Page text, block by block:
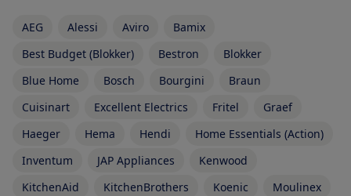
AEG Alessi Aviro
Bamix
Best Budget (Blokker)
Bestron
Blokker
Blue Home
Bosch Bourgini
Braun
Cuisinart
Excellent Electrics Fritel
Graef
Haeger
Hema Hendi
Home Essentials (Action)
Inventum
JAP Appliances
Kenwood
KitchenAid
KitchenBrothers Koenic
Moulinex